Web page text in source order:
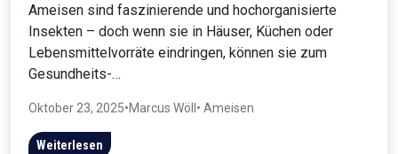
Ameisen sind faszinierende und hochorganisierte
Insekten – doch wenn sie in Häuser, Küchen oder
Lebensmittelvorräte eindringen, können sie zum
Gesundheits-…
Oktober 23, 2025•Marcus Wöll • Ameisen
Weiterlesen